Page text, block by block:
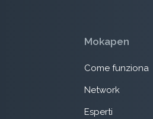
Mokapen
Come funziona
Network
Esperti